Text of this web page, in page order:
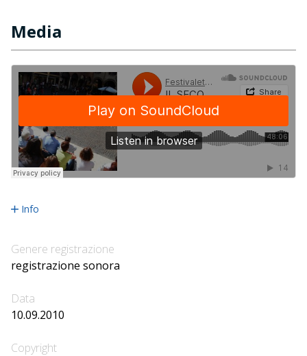
Media
Info
Genere registrazione
registrazione sonora
Data
10.09.2010
Copyright